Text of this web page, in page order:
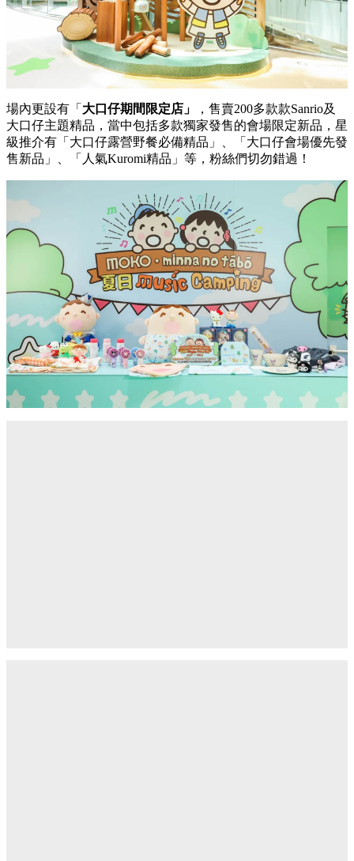
場內更設有「 大口仔期間限定店」
，售賣200多款款Sanrio及
大口仔主題精品，當中包括多款獨家發售的會場限定新品，星
級推介有「大口仔露營野餐必備精品」、「大口仔會場優先發
售新品」、「人氣Kuromi精品」等，粉絲們切勿錯過！